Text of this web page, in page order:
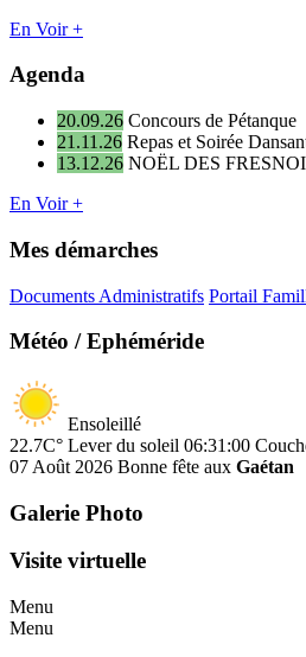
En Voir +
Agenda
20.09.26 Concours de Pétanque
21.11.26 Repas et Soirée
13.12.26 NOËL DES
En Voir +
Mes démarches
Documents Administratifs Portail
Météo / Ephéméride
Ensoleillé
22.7C° Lever du soleil 06:31:00
07 Août 2026 Bonne fête aux Gaétan
Galerie Photo
Visite virtuelle
Menu
Menu